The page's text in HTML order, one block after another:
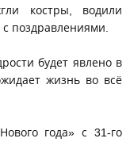
костры, водили
поздравлениями.
будет явлено в
жизнь во всё
года» с 31-го